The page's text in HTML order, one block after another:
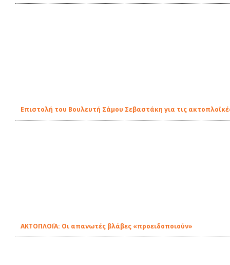
Επιστολή του Βουλευτή Σάμου Σεβαστάκη για τις
ΑΚΤΟΠΛΟΪΑ: Οι απανωτές βλάβες «προειδοποιούν»